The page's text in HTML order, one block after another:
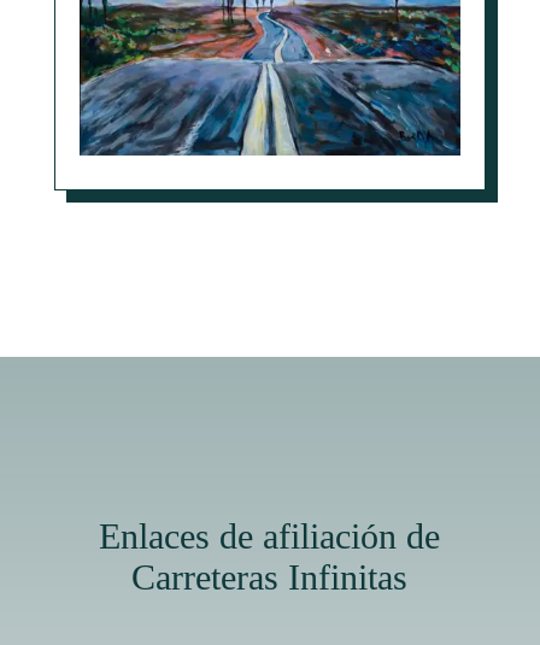
Enlaces de afiliación de
Carreteras Infinitas